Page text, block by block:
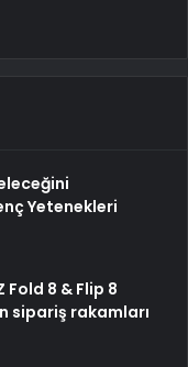
Yetenekleri
Fold 8 & Flip 8
sipariş rakamları